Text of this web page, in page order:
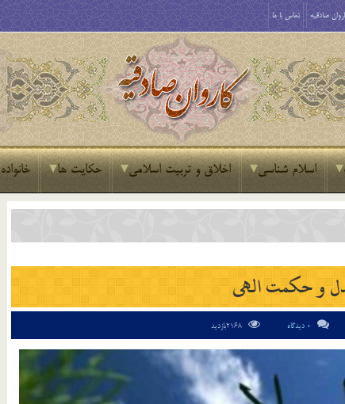
صادقیه تماس با ما
اسلام شناسی اخلاق و تربیت اسلامی حکایت ها خانواده
و حكمت الهی
0 دیدگاه